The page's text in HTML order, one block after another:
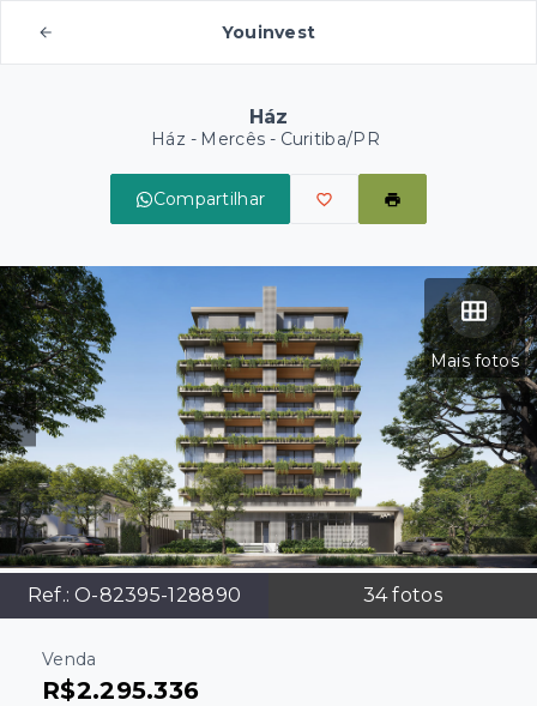
Youinvest
Ház
Ház - Mercês - Curitiba/PR
Compartilhar
Mais fotos
Ref.: O-82395-128890 34fotos
Venda
R$2.295.336